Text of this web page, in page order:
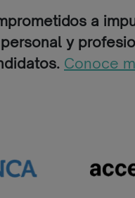
a
y
Conoce